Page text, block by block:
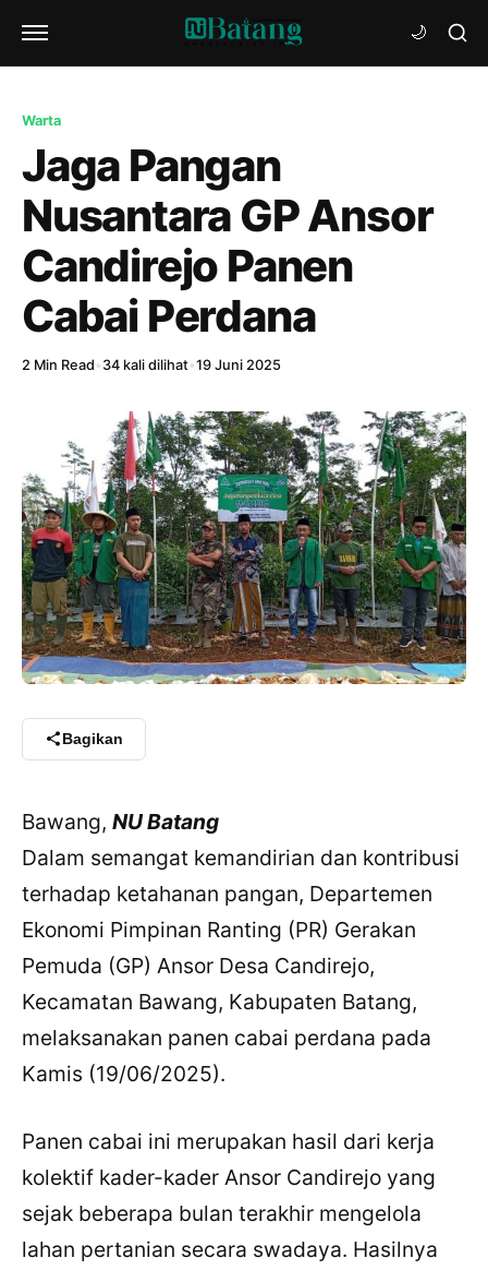
Warta
Jaga Pangan
Nusantara GP Ansor
Candirejo Panen
Cabai Perdana
2 Min Read • 34 kali dilihat•19 Juni 2025
Bagikan
Bawang, NU Batang
Dalam semangat kemandirian dan kontribusi
terhadap ketahanan pangan, Departemen
Ekonomi Pimpinan Ranting (PR) Gerakan
Pemuda (GP) Ansor Desa Candirejo,
Kecamatan Bawang, Kabupaten Batang,
melaksanakan panen cabai perdana pada
Kamis (19/06/2025).
Panen cabai ini merupakan hasil dari kerja
kolektif kader-kader Ansor Candirejo yang
sejak beberapa bulan terakhir mengelola
lahan pertanian secara swadaya. Hasilnya